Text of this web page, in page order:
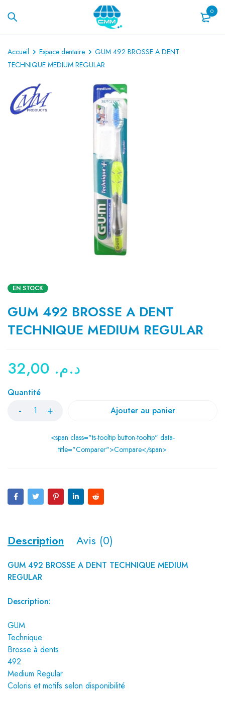
0
Accueil Espace dentaire
GUM 492 BROSSE A DENT
TECHNIQUE MEDIUM REGULAR
EN STOCK
GUM 492 BROSSE A DENT
TECHNIQUE MEDIUM REGULAR
د.م.
Quantité
Ajouter au panier
<span class="ts-tooltip button-tooltip" data-
title="Comparer">Compare</span>
Description Avis (0)
GUM 492 BROSSE A DENT TECHNIQUE MEDIUM
REGULAR
Description:
GUM
Technique
Brosse à dents
492
Medium Regular
Coloris et motifs selon disponibilité